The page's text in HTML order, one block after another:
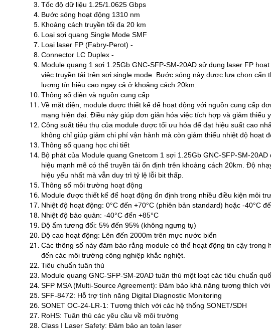
Tốc độ dữ liệu 1.25/1.0625 Gbps
Bước sóng hoạt động 1310 nm
Khoảng cách truyền tối đa 20 km
Loại sợi quang Single Mode SMF
Loại laser FP (Fabry-Perot) -
Connector LC Duplex -
Module quang 1 sợi 1.25Gb GNC-SFP-SM-20AD sử dụng laser FP
việc truyền tải trên sợi single mode. Bước sóng này được lựa chọn cẩn
lượng tín hiệu cao ngay cả ở khoảng cách 20km.
Thông số điện và nguồn cung cấp
Về mặt điện, module được thiết kế để hoạt động với nguồn cung cấp
mạng hiện đại. Điều này giúp đơn giản hóa việc tích hợp và giảm thiểu
Công suất tiêu thụ của module được tối ưu hóa để đạt hiệu suất cao
không chỉ giúp giảm chi phí vận hành mà còn giảm thiểu nhiệt độ hoạt
Thông số quang học chi tiết
Bộ phát của Module quang Gnetcom 1 sợi 1.25Gb GNC-SFP-SM-
hiệu mạnh mẽ có thể truyền tải ổn định trên khoảng cách 20km. Độ
hiệu yếu nhất mà vẫn duy trì tỷ lệ lỗi bit thấp.
Thông số môi trường hoạt động
Module được thiết kế để hoạt động ổn định trong nhiều điều kiện môi
Nhiệt độ hoạt động: 0°C đến +70°C (phiên bản standard) hoặc -40°C
Nhiệt độ bảo quản: -40°C đến +85°C
Độ ẩm tương đối: 5% đến 95% (không ngưng tụ)
Độ cao hoạt động: Lên đến 2000m trên mực nước biển
Các thông số này đảm bảo rằng module có thể hoạt động tin cậy
đến các môi trường công nghiệp khắc nghiệt.
Tiêu chuẩn tuân thủ
Module quang GNC-SFP-SM-20AD tuân thủ một loạt các tiêu chuẩn
SFP MSA (Multi-Source Agreement): Đảm bảo khả năng tương thích
SFF-8472: Hỗ trợ tính năng Digital Diagnostic Monitoring
SONET OC-24-LR-1: Tương thích với các hệ thống SONET/SDH
RoHS: Tuân thủ các yêu cầu về môi trường
Class I Laser Safety: Đảm bảo an toàn laser